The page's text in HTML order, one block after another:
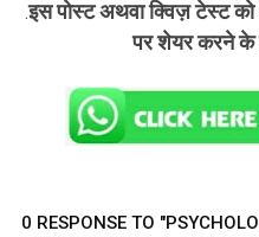
.इस पोस्ट अथवा क्विज़ टेस्ट
पर शेयर करने के
0 RESPONSE TO